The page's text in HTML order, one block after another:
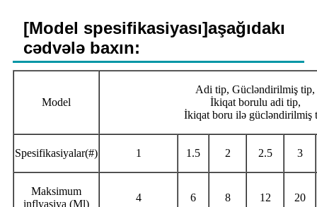
[Model spesifikasiyası]aşağıdakı
cədvələ baxın:
Model
Adi tip, Gücləndirilmiş tip,
İkiqat borulu adi tip,
İkiqat boru ilə gücləndirilmiş
Spesifikasiyalar(#) 1 1.5 2 2.5 3
Maksimum
inflyasiya (Ml)
4 6 8 12 20